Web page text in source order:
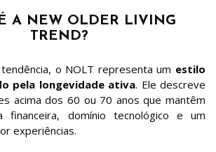
A NEW OLDER LIVING
TREND?
o NOLT representa um estilo
pela longevidade ativa. Ele descreve
acima dos 60 ou 70 anos que mantêm
financeira, domínio tecnológico e um
experiências.